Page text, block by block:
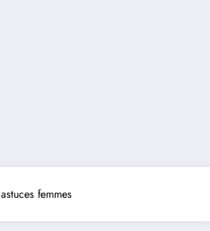
astuces femmes